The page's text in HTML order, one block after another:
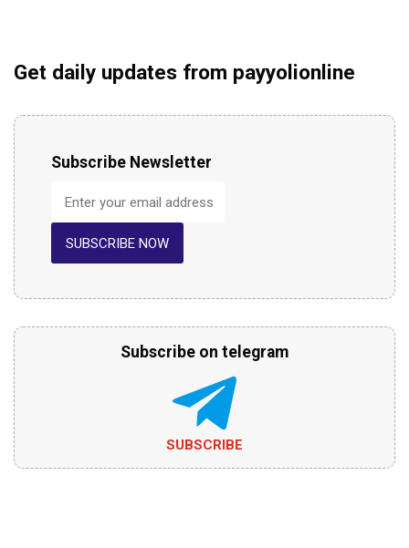
Get daily updates from payyolionline
Subscribe Newsletter
SUBSCRIBE NOW
Subscribe on telegram
SUBSCRIBE